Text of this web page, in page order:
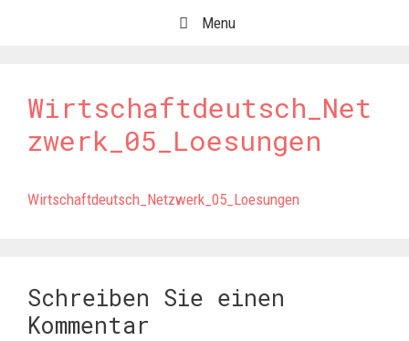
Menu
Wirtschaftdeutsch_Net
zwerk_05_Loesungen
Wirtschaftdeutsch_Netzwerk_05_Loesungen
Schreiben Sie einen
Kommentar